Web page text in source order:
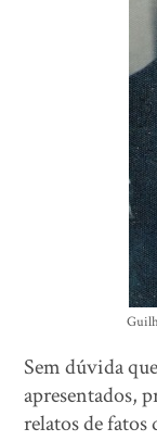
Sem dúvida
apresentados,
relatos de